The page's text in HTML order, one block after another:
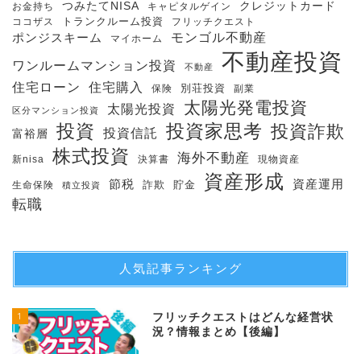
お金持ち つみたてNISA キャピタルゲイン クレジットカード
ココザス トランクルーム投資 フリッチクエスト
ポンジスキーム マイホーム モンゴル不動産
ワンルームマンション投資 不動産 不動産投資
住宅ローン 住宅購入 保険 別荘投資 副業
区分マンション投資 太陽光投資 太陽光発電投資
富裕層 投資 投資信託 投資家思考 投資詐欺
新nisa 株式投資 決算書 海外不動産 現物資産
生命保険 積立投資 節税 詐欺 貯金 資産形成 資産運用
転職
人気記事ランキング
1
フリッチクエストはどんな経営状
況？情報まとめ【後編】